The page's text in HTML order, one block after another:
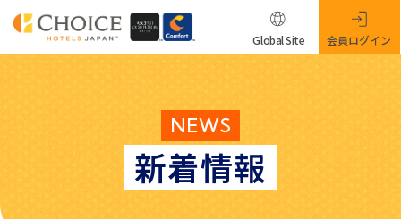
NEWS
新着情報
Global Site 会員ログイン